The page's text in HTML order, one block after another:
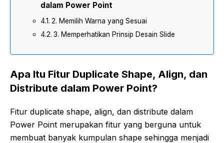
dalam Power Point
2. Memilih Warna yang Sesuai
3. Memperhatikan Prinsip Desain Slide
Apa Itu Fitur Duplicate Shape, Align, dan
Distribute dalam Power Point?
Fitur duplicate shape, align, dan distribute dalam
Power Point merupakan fitur yang berguna untuk
membuat banyak kumpulan shape sehingga menjadi